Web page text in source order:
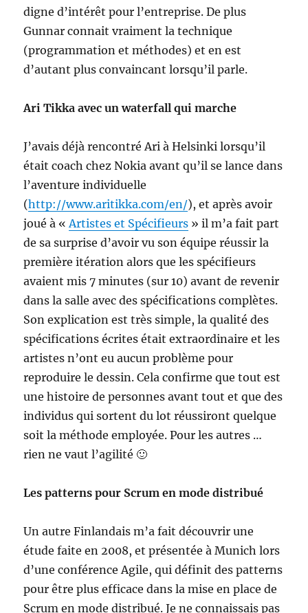
digne d’intérêt pour l’entreprise. De plus
Gunnar connait vraiment la technique
(programmation et méthodes) et en est
d’autant plus convaincant lorsqu’il parle.
Ari Tikka avec un waterfall qui marche
J’avais déjà rencontré Ari à Helsinki lorsqu’il
était coach chez Nokia avant qu’il se lance dans
l’aventure individuelle
(http://www.aritikka.com/en/), et après avoir
joué à «Artistes et Spécifieurs » il m’a fait part
de sa surprise d’avoir vu son équipe réussir la
première itération alors que les spécifieurs
avaient mis 7 minutes (sur 10) avant de revenir
dans la salle avec des spécifications complètes.
Son explication est très simple, la qualité des
spécifications écrites était extraordinaire et les
artistes n’ont eu aucun problème pour
reproduire le dessin. Cela confirme que tout est
une histoire de personnes avant tout et que des
individus qui sortent du lot réussiront quelque
soit la méthode employée. Pour les autres …
rien ne vaut l’agilité 🙂
Les patterns pour Scrum en mode distribué
Un autre Finlandais m’a fait découvrir une
étude faite en 2008, et présentée à Munich lors
d’une conférence Agile, qui définit des patterns
pour être plus efficace dans la mise en place de
Scrum en mode distribué. Je ne connaissais pas